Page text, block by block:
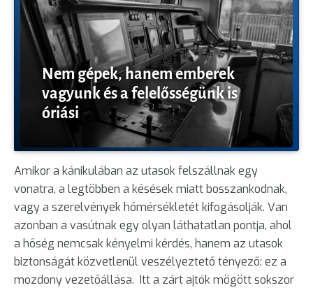
Nem gépek, hanem emberek
vagyunk és a felelősségünk is
óriási
Amikor a kánikulában az utasok felszállnak egy
vonatra, a legtöbben a késések miatt bosszankodnak,
vagy a szerelvények hőmérsékletét kifogásolják. Van
azonban a vasútnak egy olyan láthatatlan pontja, ahol
a hőség nemcsak kényelmi kérdés, hanem az utasok
biztonságát közvetlenül veszélyeztető tényező: ez a
mozdony vezetőállása. Itt a zárt ajtók mögött sokszor